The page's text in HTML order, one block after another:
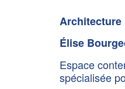
Architecture
Élise
Espace
spécialisée